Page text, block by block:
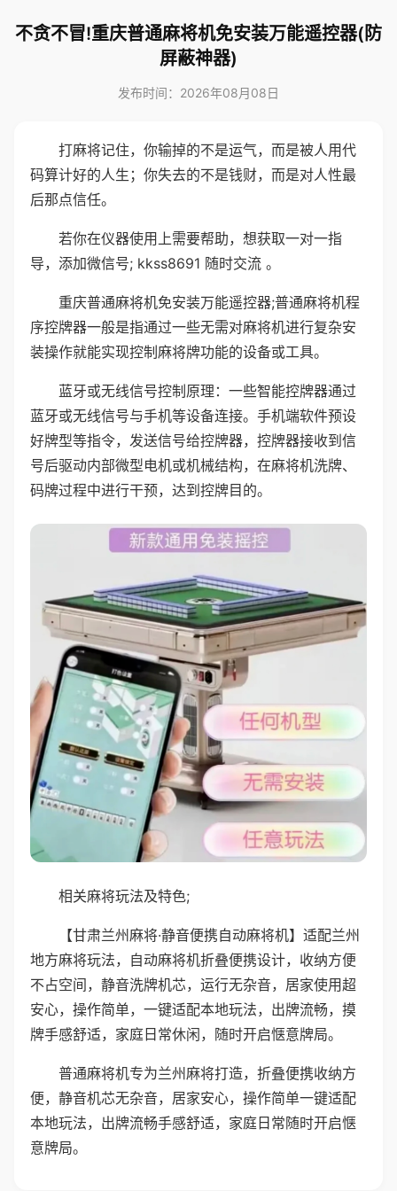
不贪不冒!重庆普通麻将机免安装万能遥控器(防
屏蔽神器)
发布时间：2026年08月08日
打麻将记住，你输掉的不是运气，而是被人用代
码算计好的人生；你失去的不是钱财，而是对人性最
后那点信任。
若你在仪器使用上需要帮助，想获取一对一指
导，添加微信号; kkss8691 随时交流 。
重庆普通麻将机免安装万能遥控器;普通麻将机程
序控牌器一般是指通过一些无需对麻将机进行复杂安
装操作就能实现控制麻将牌功能的设备或工具。
蓝牙或无线信号控制原理：一些智能控牌器通过
蓝牙或无线信号与手机等设备连接。手机端软件预设
好牌型等指令，发送信号给控牌器，控牌器接收到信
号后驱动内部微型电机或机械结构，在麻将机洗牌、
码牌过程中进行干预，达到控牌目的。
相关麻将玩法及特色;
【甘肃兰州麻将·静音便携自动麻将机】适配兰州
地方麻将玩法，自动麻将机折叠便携设计，收纳方便
不占空间，静音洗牌机芯，运行无杂音，居家使用超
安心，操作简单，一键适配本地玩法，出牌流畅，摸
牌手感舒适，家庭日常休闲，随时开启惬意牌局。
普通麻将机专为兰州麻将打造，折叠便携收纳方
便，静音机芯无杂音，居家安心，操作简单一键适配
本地玩法，出牌流畅手感舒适，家庭日常随时开启惬
意牌局。